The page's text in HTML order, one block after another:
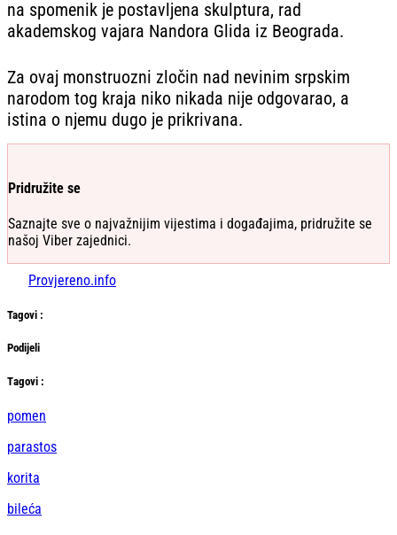
na spomenik je postavljena skulptura, rad
akademskog vajara Nandora Glida iz Beograda.
Za ovaj monstruozni zločin nad nevinim srpskim
narodom tog kraja niko nikada nije odgovarao, a
istina o njemu dugo je prikrivana.
Pridružite se
Saznajte sve o najvažnijim vijestima i događajima, pridružite se
našoj Viber zajednici.
Provjereno.info
Tagovi :
Podijeli
Тagovi :
pomen
parastos
korita
bileća